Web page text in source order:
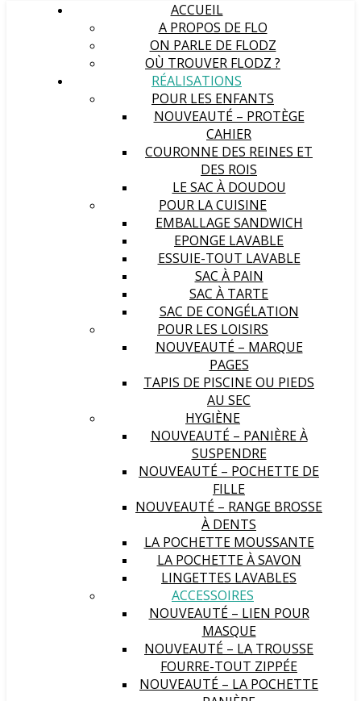
ACCUEIL
A PROPOS DE FLO
ON PARLE DE FLODZ
OÙ TROUVER FLODZ ?
RÉALISATIONS
POUR LES ENFANTS
NOUVEAUTÉ – PROTÈGE
CAHIER
COURONNE DES REINES ET
DES ROIS
LE SAC À DOUDOU
POUR LA CUISINE
EMBALLAGE SANDWICH
EPONGE LAVABLE
ESSUIE-TOUT LAVABLE
SAC À PAIN
SAC À TARTE
SAC DE CONGÉLATION
POUR LES LOISIRS
NOUVEAUTÉ – MARQUE
PAGES
TAPIS DE PISCINE OU PIEDS
AU SEC
HYGIÈNE
NOUVEAUTÉ – PANIÈRE À
SUSPENDRE
NOUVEAUTÉ – POCHETTE DE
FILLE
NOUVEAUTÉ – RANGE BROSSE
À DENTS
LA POCHETTE MOUSSANTE
LA POCHETTE À SAVON
LINGETTES LAVABLES
ACCESSOIRES
NOUVEAUTÉ – LIEN POUR
MASQUE
NOUVEAUTÉ – LA TROUSSE
FOURRE-TOUT ZIPPÉE
NOUVEAUTÉ – LA POCHETTE